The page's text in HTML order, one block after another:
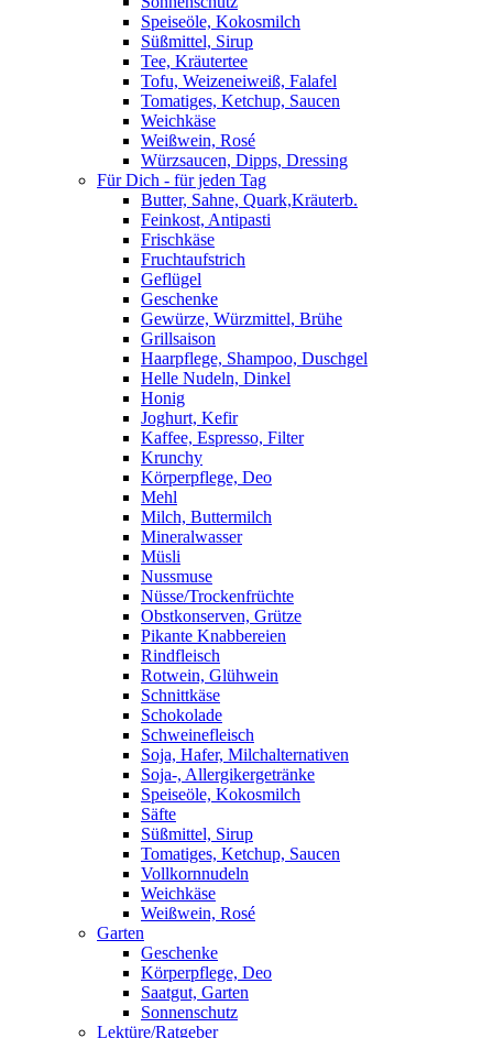
Speiseöle, Kokosmilch
Süßmittel, Sirup
Tee, Kräutertee
Tofu, Weizeneiweiß, Falafel
Tomatiges, Ketchup, Saucen
Weichkäse
Weißwein, Rosé
Würzsaucen, Dipps, Dressing
Für Dich - für jeden Tag
Butter, Sahne, Quark,Kräuterb.
Feinkost, Antipasti
Frischkäse
Fruchtaufstrich
Geflügel
Geschenke
Gewürze, Würzmittel, Brühe
Grillsaison
Haarpflege, Shampoo, Duschgel
Helle Nudeln, Dinkel
Honig
Joghurt, Kefir
Kaffee, Espresso, Filter
Krunchy
Körperpflege, Deo
Mehl
Milch, Buttermilch
Mineralwasser
Müsli
Nussmuse
Nüsse/Trockenfrüchte
Obstkonserven, Grütze
Pikante Knabbereien
Rindfleisch
Rotwein, Glühwein
Schnittkäse
Schokolade
Schweinefleisch
Soja, Hafer, Milchalternativen
Soja-, Allergikergetränke
Speiseöle, Kokosmilch
Säfte
Süßmittel, Sirup
Tomatiges, Ketchup, Saucen
Vollkornnudeln
Weichkäse
Weißwein, Rosé
Garten
Geschenke
Körperpflege, Deo
Saatgut, Garten
Sonnenschutz
Lektüre/Ratgeber